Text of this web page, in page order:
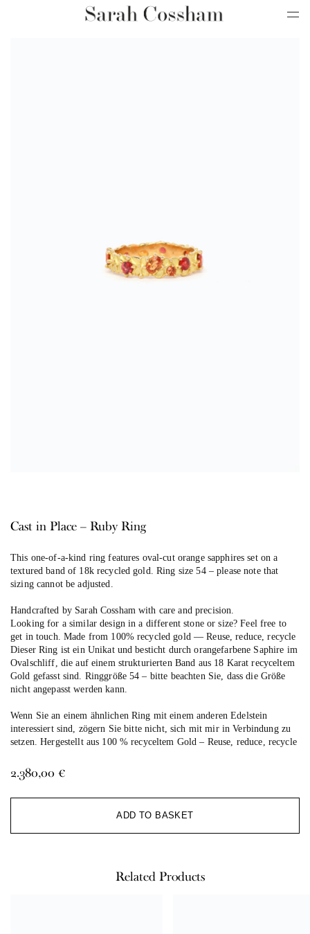
Cast in Place – Ruby Ring
This one-of-a-kind ring features oval-cut orange sapphires set on a
textured band of 18k recycled gold.Ring size 54 – please note that
sizing cannot be adjusted.
Handcrafted by Sarah Cossham with care and precision.
Looking for a similar design in a different stone or size? Feel free to
get in touch. Made from 100% recycled gold — Reuse, reduce, recycle
Dieser Ring ist ein Unikat und besticht durch orangefarbene Saphire im
Ovalschliff, die auf einem strukturierten Band aus 18 Karat recyceltem
Gold gefasst sind. Ringgröße 54 – bitte beachten Sie, dass die Größe
nicht angepasst werden kann.
Wenn Sie an einem ähnlichen Ring mit einem anderen Edelstein
interessiert sind, zögern Sie bitte nicht, sich mit mir in Verbindung zu
setzen. Hergestellt aus 100 % recyceltem Gold – Reuse, reduce, recycle
2.380,00 €
ADD TO BASKET
Related Products